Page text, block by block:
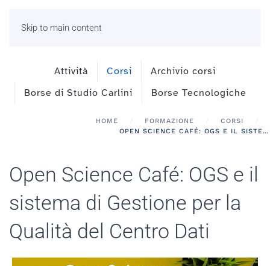
Skip to main content
Attività Corsi
Archivio corsi
Borse di Studio Carlini
Borse Tecnologiche
HOME FORMAZIONE
CORSI
OPEN SCIENCE CAFÉ: OGS E IL SISTEMA DI GESTIONE PER LA QUALITÀ DEL CENTRO DATI
Open Science Café: OGS e il
sistema di Gestione per la
Qualità del Centro Dati